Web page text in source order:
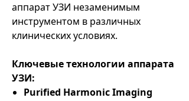
аппарат УЗИ незаменимым
инструментом в различных
клинических условиях.
Ключевые технологии аппарата
УЗИ:
Purified Harmonic Imaging